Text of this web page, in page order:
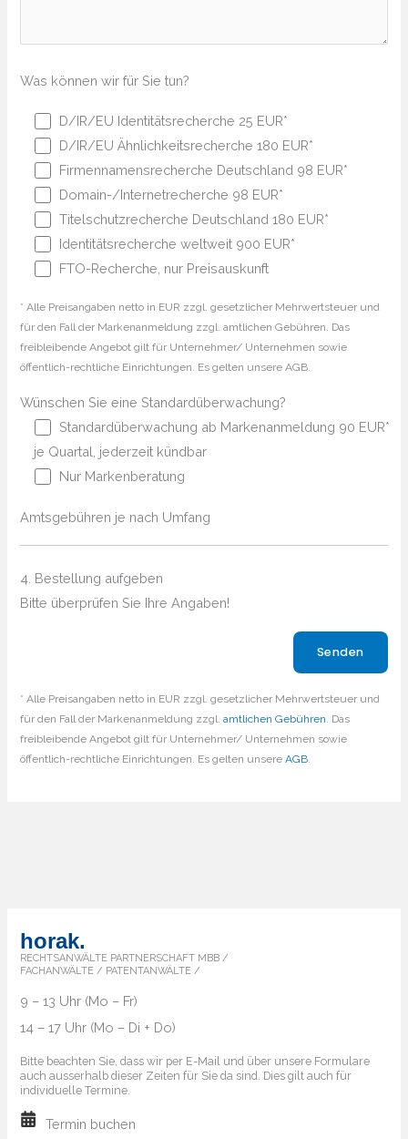
Was können wir für Sie tun?
D/IR/EU Identitätsrecherche 25 EUR*
D/IR/EU Ähnlichkeitsrecherche 180 EUR*
Firmennamensrecherche Deutschland 98 EUR*
Domain-/Internetrecherche 98 EUR*
Titelschutzrecherche Deutschland 180 EUR*
Identitätsrecherche weltweit 900 EUR*
FTO-Recherche, nur Preisauskunft
* Alle Preisangaben netto in EUR zzgl. gesetzlicher Mehrwertsteuer und
für den Fall der Markenanmeldung zzgl. amtlichen Gebühren. Das
freibleibende Angebot gilt für Unternehmer/ Unternehmen sowie
öffentlich-rechtliche Einrichtungen. Es gelten unsere AGB.
Wünschen Sie eine Standardüberwachung?
Standardüberwachung ab Markenanmeldung 90 EUR*
je Quartal, jederzeit kündbar
Nur Markenberatung
Amtsgebühren je nach Umfang
4. Bestellung aufgeben
Bitte überprüfen Sie Ihre Angaben!
* Alle Preisangaben netto in EUR zzgl. gesetzlicher Mehrwertsteuer und
für den Fall der Markenanmeldung zzgl.amtlichen Gebühren. Das
freibleibende Angebot gilt für Unternehmer/ Unternehmen sowie
öffentlich-rechtliche Einrichtungen. Es gelten unsereAGB.
horak.
RECHTSANWÄLTE PARTNERSCHAFT MBB /
FACHANWÄLTE / PATENTANWÄLTE /
9 – 13 Uhr (Mo – Fr)
14 – 17 Uhr (Mo – Di + Do)
Bitte beachten Sie, dass wir per E-Mail und über unsere Formulare
auch ausserhalb dieser Zeiten für Sie da sind. Dies gilt auch für
individuelle Termine.
Termin buchen